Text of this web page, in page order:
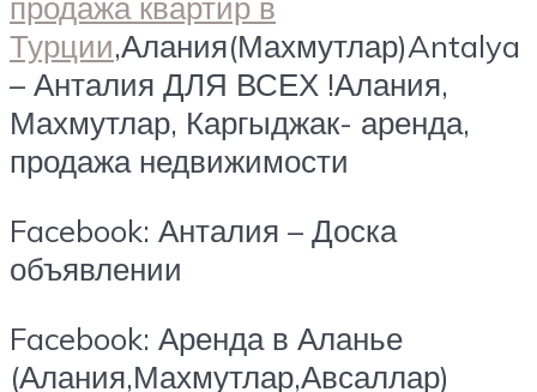
Турции,Алания(Махмутлар)Antalya
– Анталия ДЛЯ ВСЕХ !Алания,
Махмутлар, Каргыджак- аренда,
продажа недвижимости
Facebook: Анталия – Доска
объявлении
Facebook: Аренда в Аланье
(Алания,Махмутлар,Авсаллар)